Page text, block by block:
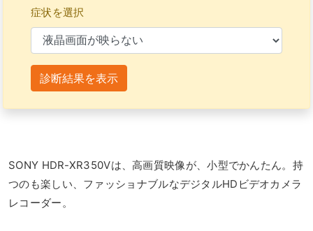
症状を選択
診断結果を表示
SONY HDR-XR350Vは、高画質映像が、小型でかんたん。持
つのも楽しい、ファッショナブルなデジタルHDビデオカメラ
レコーダー。